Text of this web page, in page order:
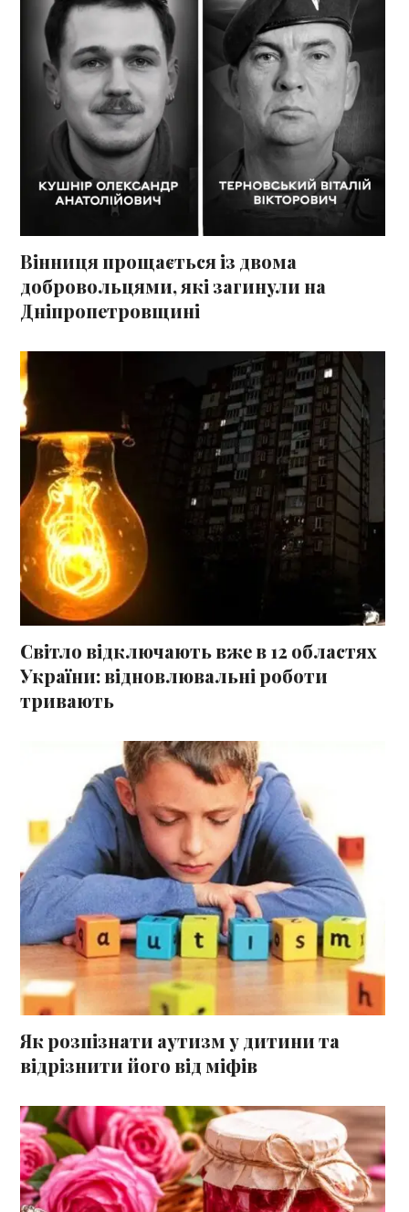
Вінниця прощається із двома
добровольцями, які загинули на
Дніпропетровщині
Світло відключають вже в 12 областях
України: відновлювальні роботи
тривають
Як розпізнати аутизм у дитини та
відрізнити його від міфів